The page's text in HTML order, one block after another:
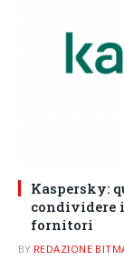
Kaspersky:
condividere
fornitori
BY REDAZIONE